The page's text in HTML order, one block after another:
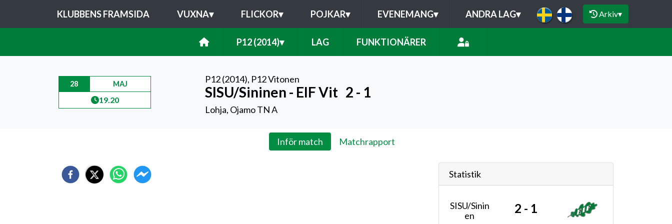
KLUBBENS FRAMSIDA VUXNA▾ FLICKOR▾ POJKAR▾ EVENEMANG▾ ANDRA LAG▾ Arkiv▾
P12 (2014)▾ LAG FUNKTIONÄRER
28 MAJ
19.20
P12 (2014), P12 Vitonen
SISU/Sininen - EIF Vit 2 - 1
Lohja, Ojamo TN A
Inför match Matchrapport
Statistik
SISU/Sinin
en
2 - 1